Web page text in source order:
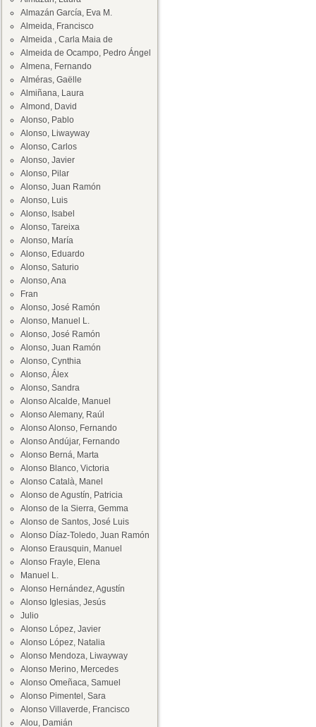
Almazán García, Eva M.
Almeida, Francisco
Almeida , Carla Maia de
Almeida de Ocampo, Pedro Ángel
Almena, Fernando
Alméras, Gaëlle
Almiñana, Laura
Almond, David
Alonso, Pablo
Alonso, Liwayway
Alonso, Carlos
Alonso, Javier
Alonso, Pilar
Alonso, Juan Ramón
Alonso, Luis
Alonso, Isabel
Alonso, Tareixa
Alonso, María
Alonso, Eduardo
Alonso, Saturio
Alonso, Ana
Fran
Alonso, José Ramón
Alonso, Manuel L.
Alonso, José Ramón
Alonso, Juan Ramón
Alonso, Cynthia
Alonso, Álex
Alonso, Sandra
Alonso Alcalde, Manuel
Alonso Alemany, Raúl
Alonso Alonso, Fernando
Alonso Andújar, Fernando
Alonso Berná, Marta
Alonso Blanco, Victoria
Alonso Català, Manel
Alonso de Agustín, Patricia
Alonso de la Sierra, Gemma
Alonso de Santos, José Luis
Alonso Díaz-Toledo, Juan Ramón
Alonso Erausquin, Manuel
Alonso Frayle, Elena
Manuel L.
Alonso Hernández, Agustín
Alonso Iglesias, Jesús
Julio
Alonso López, Javier
Alonso López, Natalia
Alonso Mendoza, Liwayway
Alonso Merino, Mercedes
Alonso Omeñaca, Samuel
Alonso Pimentel, Sara
Alonso Villaverde, Francisco
Alou, Damián